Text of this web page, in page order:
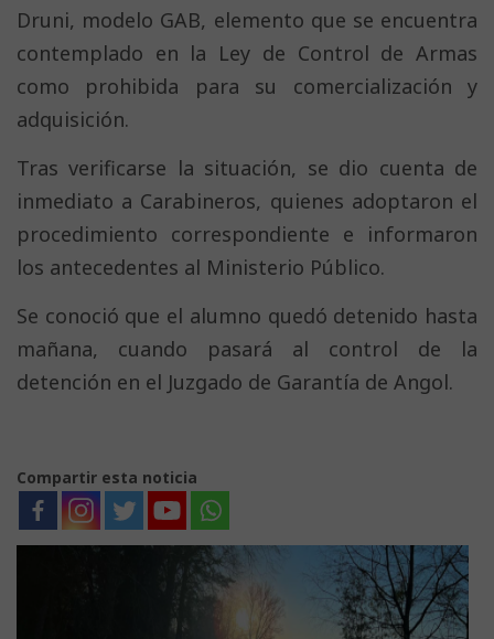
Druni, modelo GAB, elemento que se encuentra
contemplado en la Ley de Control de Armas
como prohibida para su comercialización y
adquisición.
Tras verificarse la situación, se dio cuenta de
inmediato a Carabineros, quienes adoptaron el
procedimiento correspondiente e informaron
los antecedentes al Ministerio Público.
Se conoció que el alumno quedó detenido hasta
mañana, cuando pasará al control de la
detención en el Juzgado de Garantía de Angol.
Compartir esta noticia